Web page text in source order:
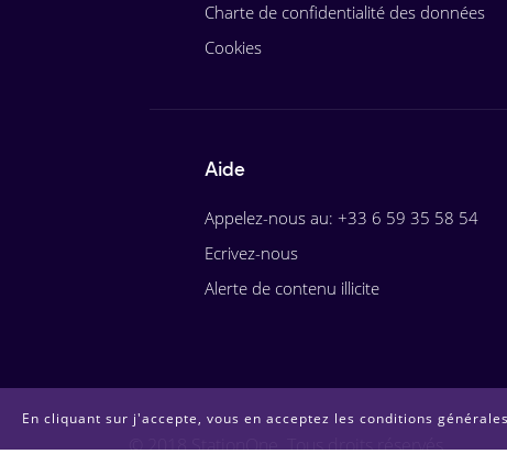
En cliquant sur j'accepte, vous en acceptez les conditions
Charte de confidentialité des données
Cookies
Aide
Appelez-nous au: +33 6 59 35 58 54
Ecrivez-nous
Alerte de contenu illicite
© 2018 StationOne. Tous droits réservés.